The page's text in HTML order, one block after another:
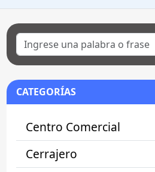
CATEGORÍAS
Centro Comercial
Cerrajero